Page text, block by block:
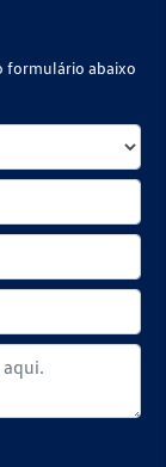
formulário abaixo